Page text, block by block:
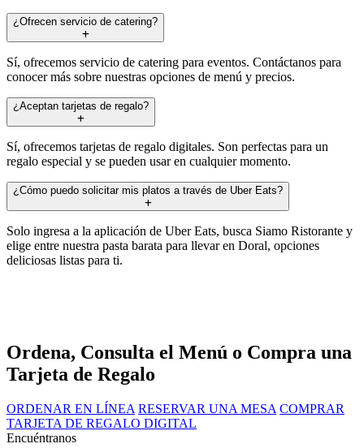
¿Ofrecen servicio de catering?
Sí, ofrecemos servicio de catering para eventos. Contáctanos para
conocer más sobre nuestras opciones de menú y precios.
¿Aceptan tarjetas de regalo?
Sí, ofrecemos tarjetas de regalo digitales. Son perfectas para un
regalo especial y se pueden usar en cualquier momento.
¿Cómo puedo solicitar mis platos a través de Uber Eats?
Solo ingresa a la aplicación de Uber Eats, busca Siamo Ristorante y
elige entre nuestra pasta barata para llevar en Doral, opciones
deliciosas listas para ti.
Ordena, Consulta el Menú o Compra una
Tarjeta de Regalo
ORDENAR EN LÍNEA RESERVAR UNA MESA COMPRAR
TARJETA DE REGALO DIGITAL
Encuéntranos